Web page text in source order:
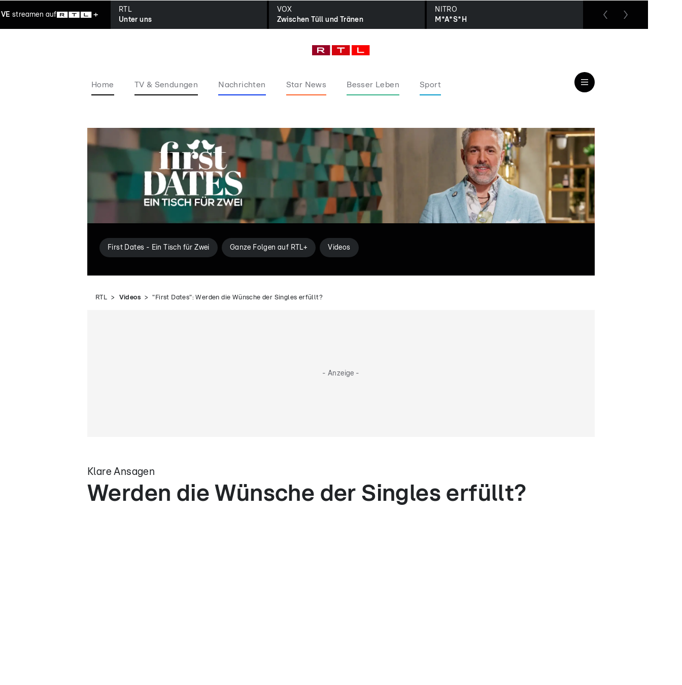
streamen auf
RTL
Unter uns
VOX
Zwischen Tüll und Tränen
NITRO
M*A*S*H
RTL up
Das Strafgericht
Home TV & Sendungen Nachrichten Star News Besser Leben Sport
First Dates - Ein Tisch für Zwei Ganze Folgen auf RTL+ Videos
RTL Videos "First Dates": Werden die Wünsche der Singles erfüllt?
- Anzeige -
Klare Ansagen
Werden die Wünsche der Singles erfüllt?